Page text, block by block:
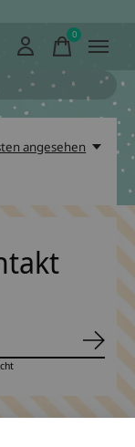
0items
angesehen